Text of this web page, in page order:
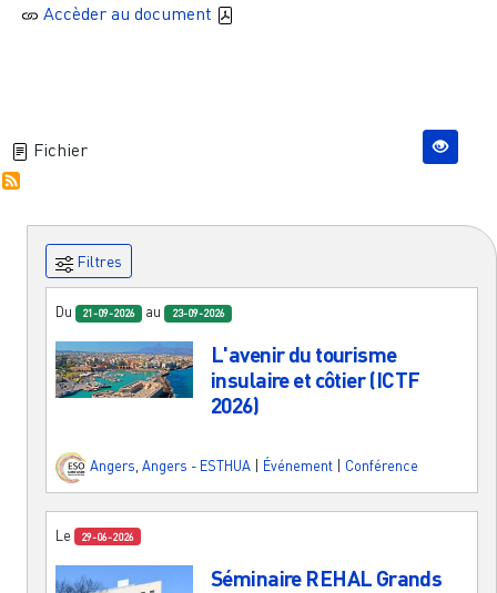
Accèder au document
Fichier
Filtres
Du 21-09-2026 au 23-09-2026
L'avenir du tourisme
insulaire et côtier (ICTF
2026)
Angers Angers - ESTHUA Événement Conférence
Le 29-06-2026
Séminaire REHAL Grands